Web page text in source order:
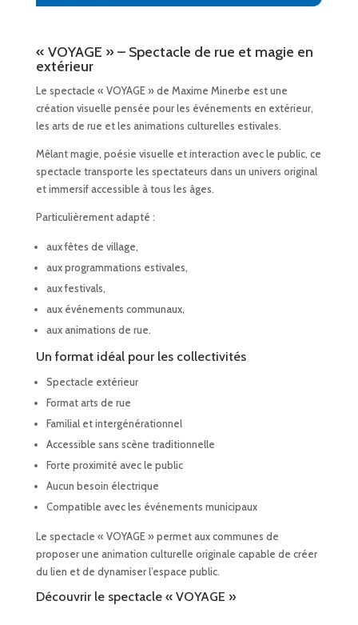
« VOYAGE » – Spectacle de rue et magie en
extérieur
Le spectacle « VOYAGE » de Maxime Minerbe est une
création visuelle pensée pour les événements en extérieur,
les arts de rue et les animations culturelles estivales.
Mêlant magie, poésie visuelle et interaction avec le public, ce
spectacle transporte les spectateurs dans un univers original
et immersif accessible à tous les âges.
Particulièrement adapté :
aux fêtes de village,
aux programmations estivales,
aux festivals,
aux événements communaux,
aux animations de rue.
Un format idéal pour les collectivités
Spectacle extérieur
Format arts de rue
Familial et intergénérationnel
Accessible sans scène traditionnelle
Forte proximité avec le public
Aucun besoin électrique
Compatible avec les événements municipaux
Le spectacle « VOYAGE » permet aux communes de
proposer une animation culturelle originale capable de créer
du lien et de dynamiser l’espace public.
Découvrir le spectacle « VOYAGE »